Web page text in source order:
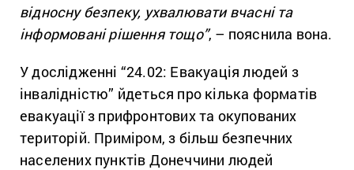
відносну безпеку, ухвалювати вчасні та
інформовані рішення тощо”, – пояснила вона.
У дослідженні “24.02: Евакуація людей з
інвалідністю” йдеться про кілька форматів
евакуації з прифронтових та окупованих
територій. Приміром, з більш безпечних
населених пунктів Донеччини людей